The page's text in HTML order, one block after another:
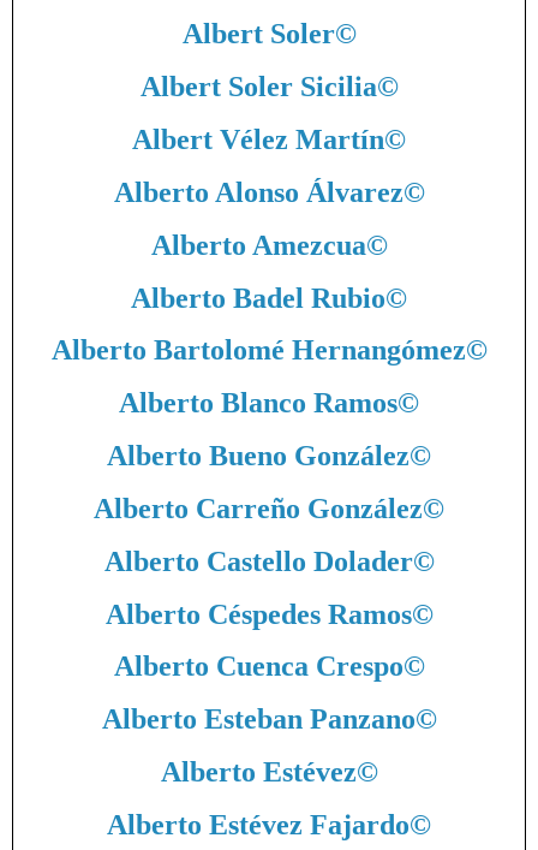
Albert Soler©
Albert Soler Sicilia©
Albert Vélez Martín©
Alberto Alonso Álvarez©
Alberto Amezcua©
Alberto Badel Rubio©
Alberto Bartolomé Hernangómez©
Alberto Blanco Ramos©
Alberto Bueno González©
Alberto Carreño González©
Alberto Castello Dolader©
Alberto Céspedes Ramos©
Alberto Cuenca Crespo©
Alberto Esteban Panzano©
Alberto Estévez©
Alberto Estévez Fajardo©